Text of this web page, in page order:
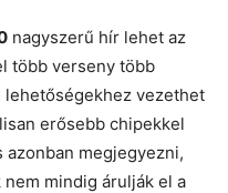
nagyszerű hír lehet az
több verseny több
lehetőségekhez vezethet
erősebb chipekkel
megjegyezni,
mindig árulják el a